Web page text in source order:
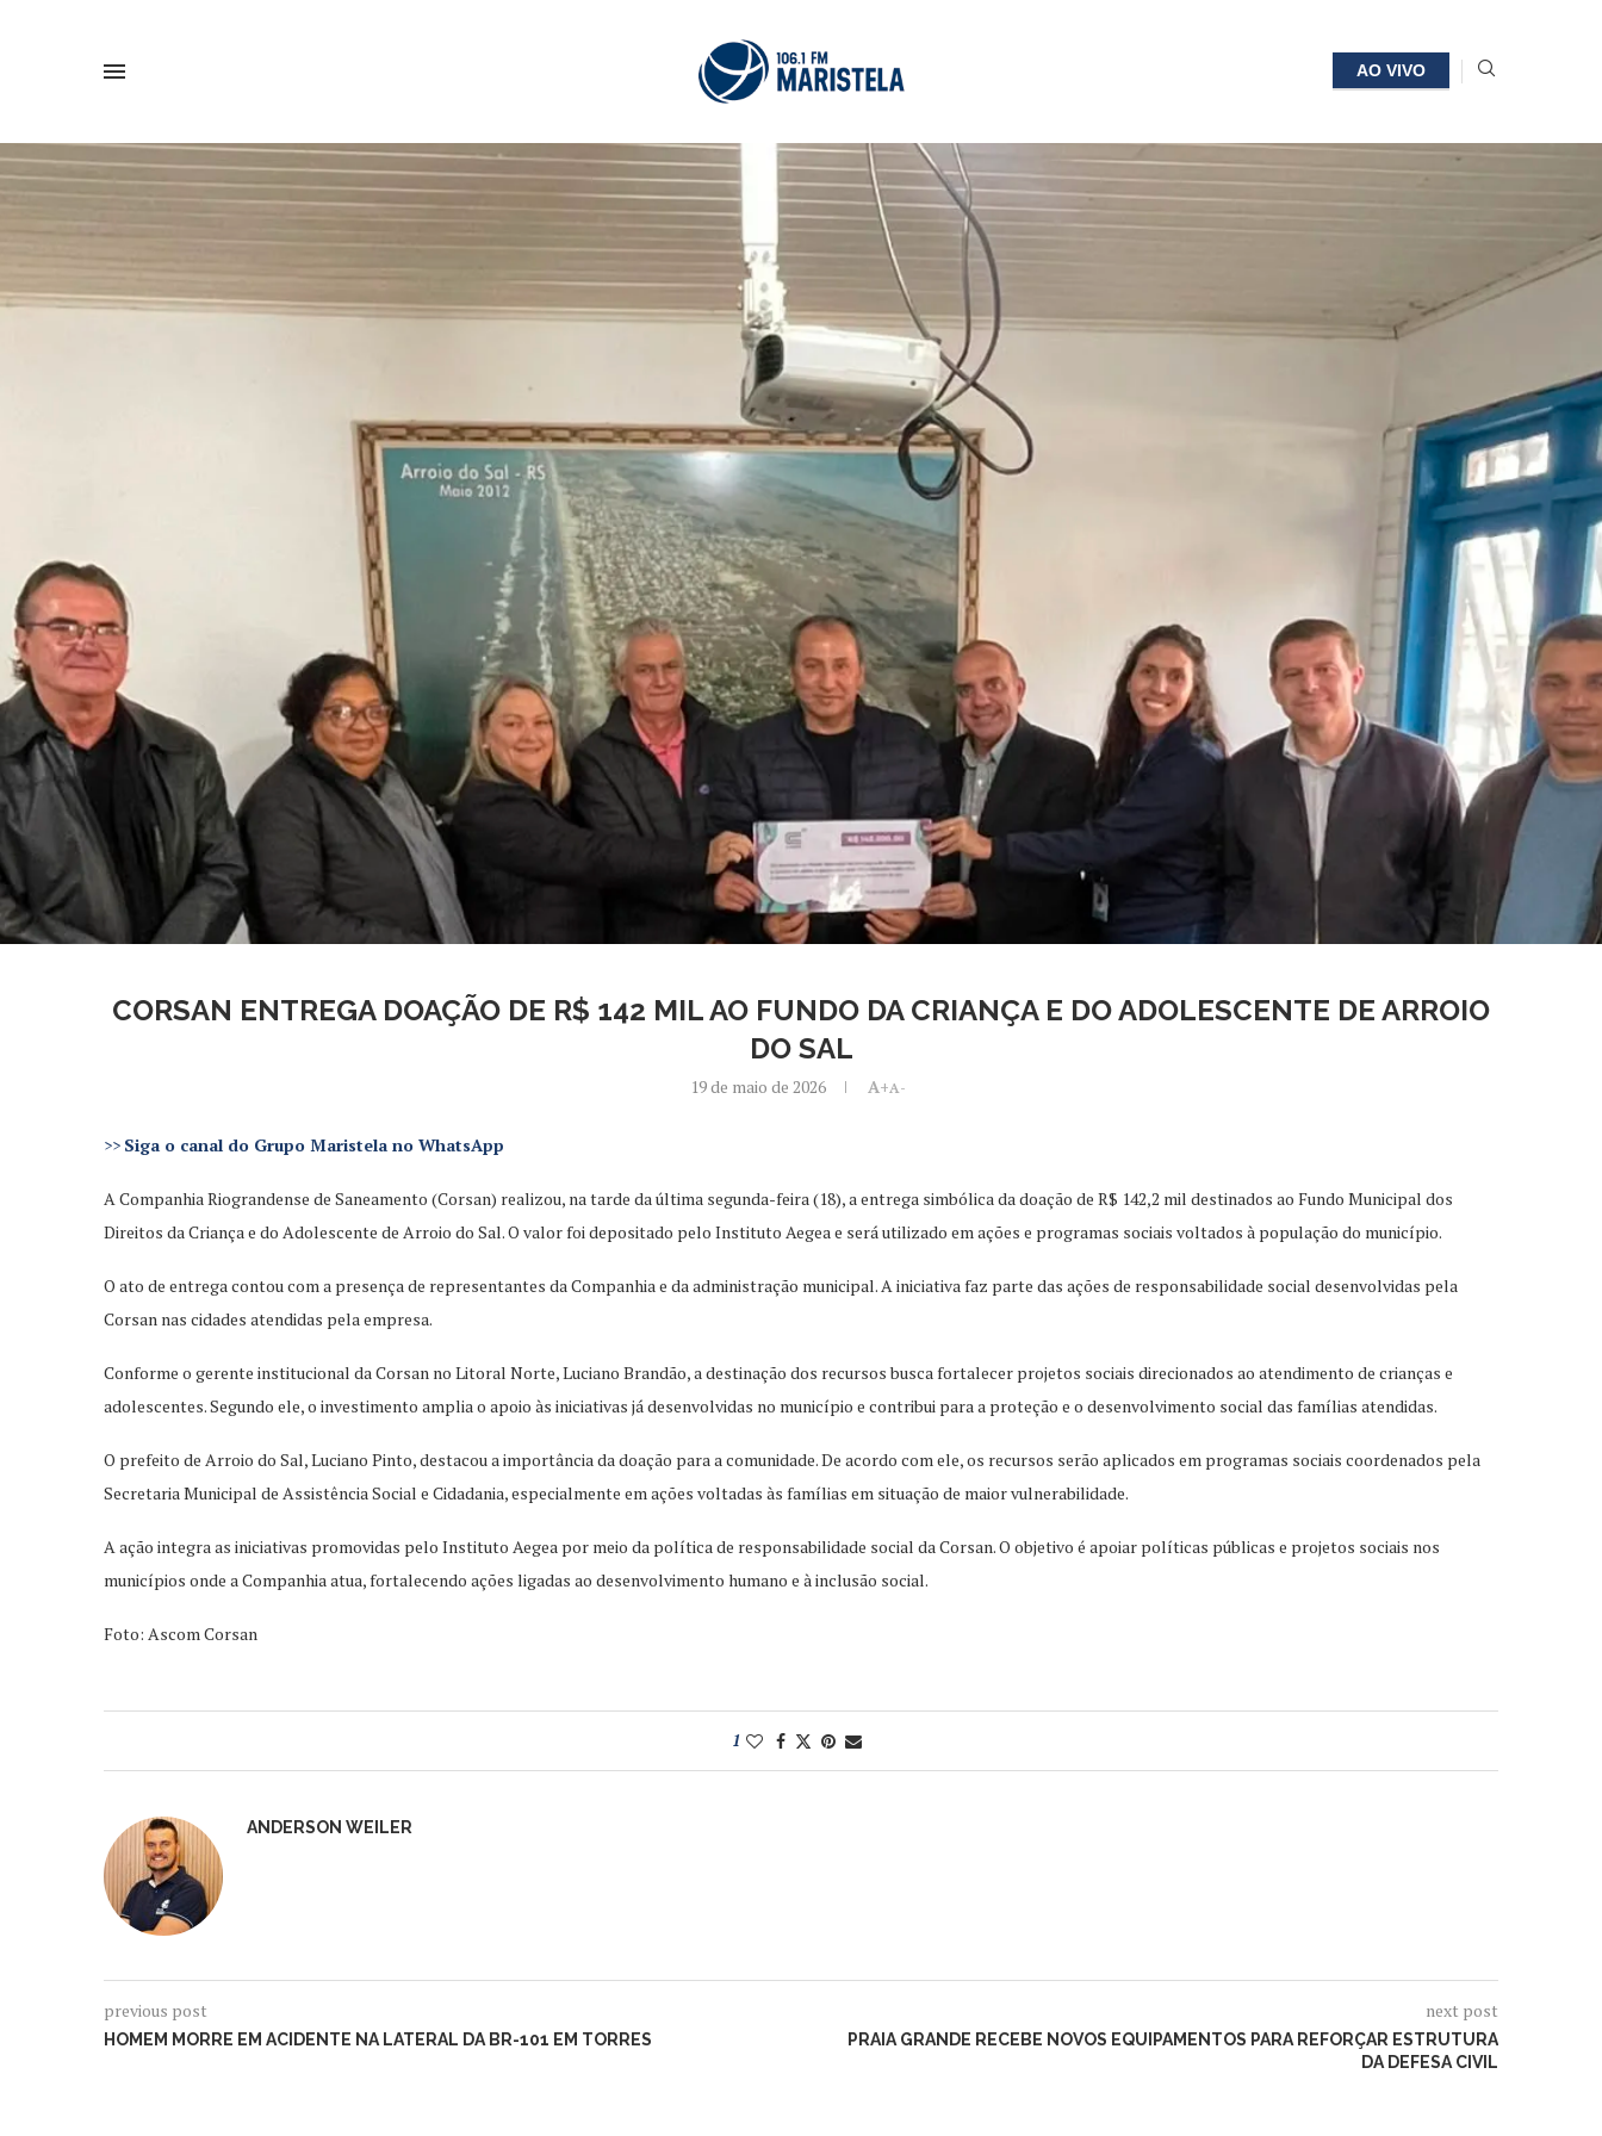
AO VIVO
CORSAN ENTREGA DOAÇÃO DE R$ 142 MIL AO FUNDO DA CRIANÇA E DO ADOLESCENTE DE ARROIO
DO SAL
19 de maio de 2026 A+A-
>> Siga o canal do Grupo Maristela no WhatsApp
A Companhia Riograndense de Saneamento (Corsan) realizou, na tarde da última segunda-feira (18), a entrega simbólica da doação de R$ 142,2 mil destinados ao Fundo Municipal dos
Direitos da Criança e do Adolescente de Arroio do Sal. O valor foi depositado pelo Instituto Aegea e será utilizado em ações e programas sociais voltados à população do município.
O ato de entrega contou com a presença de representantes da Companhia e da administração municipal. A iniciativa faz parte das ações de responsabilidade social desenvolvidas pela
Corsan nas cidades atendidas pela empresa.
Conforme o gerente institucional da Corsan no Litoral Norte, Luciano Brandão, a destinação dos recursos busca fortalecer projetos sociais direcionados ao atendimento de crianças e
adolescentes. Segundo ele, o investimento amplia o apoio às iniciativas já desenvolvidas no município e contribui para a proteção e o desenvolvimento social das famílias atendidas.
O prefeito de Arroio do Sal, Luciano Pinto, destacou a importância da doação para a comunidade. De acordo com ele, os recursos serão aplicados em programas sociais coordenados pela
Secretaria Municipal de Assistência Social e Cidadania, especialmente em ações voltadas às famílias em situação de maior vulnerabilidade.
A ação integra as iniciativas promovidas pelo Instituto Aegea por meio da política de responsabilidade social da Corsan. O objetivo é apoiar políticas públicas e projetos sociais nos
municípios onde a Companhia atua, fortalecendo ações ligadas ao desenvolvimento humano e à inclusão social.
Foto: Ascom Corsan
1
ANDERSON WEILER
previous post
HOMEM MORRE EM ACIDENTE NA LATERAL DA BR-101 EM TORRES
next post
PRAIA GRANDE RECEBE NOVOS EQUIPAMENTOS PARA REFORÇAR ESTRUTURA
DA DEFESA CIVIL